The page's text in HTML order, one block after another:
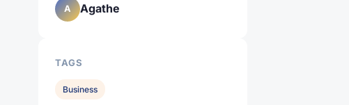
A Agathe
TAGS
Business